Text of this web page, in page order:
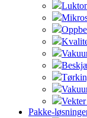
Pakke-